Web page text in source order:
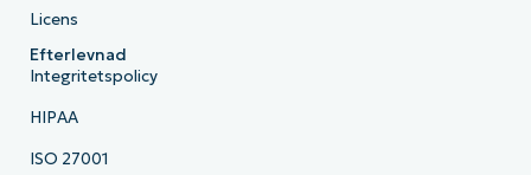
Licens
Efterlevnad
Integritetspolicy
HIPAA
ISO 27001